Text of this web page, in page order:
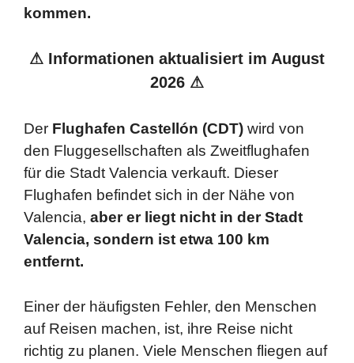
kommen.
⚠ Informationen aktualisiert im August
2026 ⚠
Der Flughafen Castellón (CDT) wird von
den Fluggesellschaften als Zweitflughafen
für die Stadt Valencia verkauft. Dieser
Flughafen befindet sich in der Nähe von
Valencia, aber er liegt nicht in der Stadt
Valencia, sondern ist etwa 100 km
entfernt.
Einer der häufigsten Fehler, den Menschen
auf Reisen machen, ist, ihre Reise nicht
richtig zu planen. Viele Menschen fliegen auf